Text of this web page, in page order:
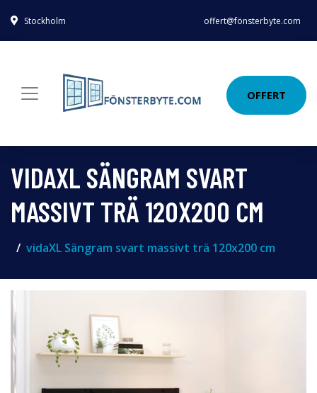
Stockholm offert@fönsterbyte.com
OFFERT
VIDAXL SÄNGRAM SVART
MASSIVT TRÄ 120X200 CM
vidaXL Sängram svart massivt trä 120x200 cm